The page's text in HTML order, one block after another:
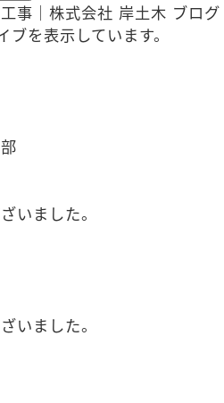
事｜株式会社 岸土木 ブログ
を表示しています。
いました。
いました。